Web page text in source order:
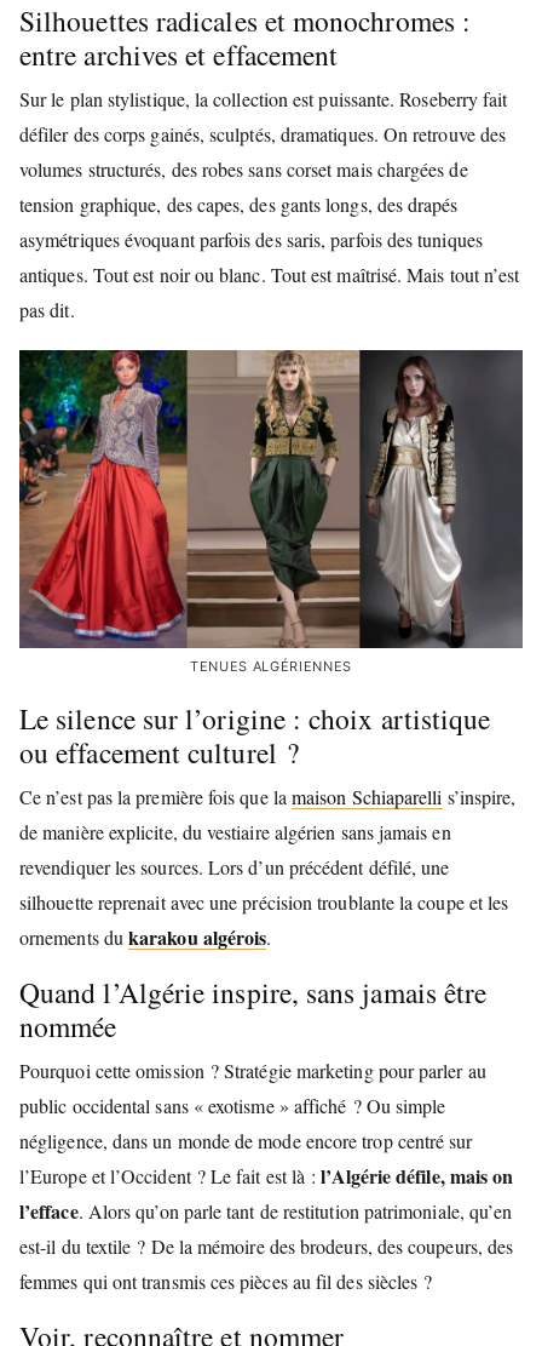
Silhouettes radicales et monochromes :
entre archives et effacement
Sur le plan stylistique, la collection est puissante. Roseberry fait
défiler des corps gainés, sculptés, dramatiques. On retrouve des
volumes structurés, des robes sans corset mais chargées de
tension graphique, des capes, des gants longs, des drapés
asymétriques évoquant parfois des saris, parfois des tuniques
antiques. Tout est noir ou blanc. Tout est maîtrisé. Mais tout n’est
pas dit.
TENUES ALGÉRIENNES
Le silence sur l’origine : choix artistique
ou effacement culturel ?
Ce n’est pas la première fois que la maison Schiaparelli s’inspire,
de manière explicite, du vestiaire algérien sans jamais en
revendiquer les sources. Lors d’un précédent défilé, une
silhouette reprenait avec une précision troublante la coupe et les
ornements dukarakou algérois.
Quand l’Algérie inspire, sans jamais être
nommée
Pourquoi cette omission ? Stratégie marketing pour parler au
public occidental sans « exotisme » affiché ? Ou simple
négligence, dans un monde de mode encore trop centré sur
l’Europe et l’Occident ? Le fait est là :l’Algérie défile, mais on
l’efface. Alors qu’on parle tant de restitution patrimoniale, qu’en
est-il du textile ? De la mémoire des brodeurs, des coupeurs, des
femmes qui ont transmis ces pièces au fil des siècles ?
Voir, reconnaître et nommer